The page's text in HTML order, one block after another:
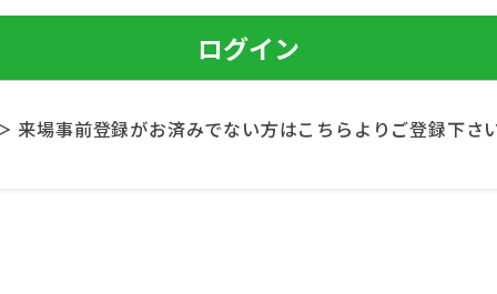
来場事前登録がお済みでない方はこちらよりご登録下さ